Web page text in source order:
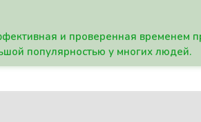
и проверенная временем
популярностью у многих людей.